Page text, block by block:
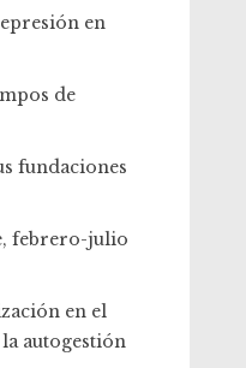
en
de
fundaciones
febrero-julio
en el
autogestión